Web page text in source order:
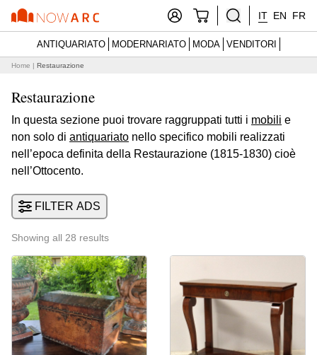
IT EN FR
ANTIQUARIATO MODERNARIATO MODA VENDITORI
Home | Restaurazione
Restaurazione
In questa sezione puoi trovare raggruppati tutti i mobili e
non solo di antiquariato nello specifico mobili realizzati
nell’epoca definita della Restaurazione (1815-1830) cioè
nell’Ottocento.
FILTER ADS
Showing all 28 results